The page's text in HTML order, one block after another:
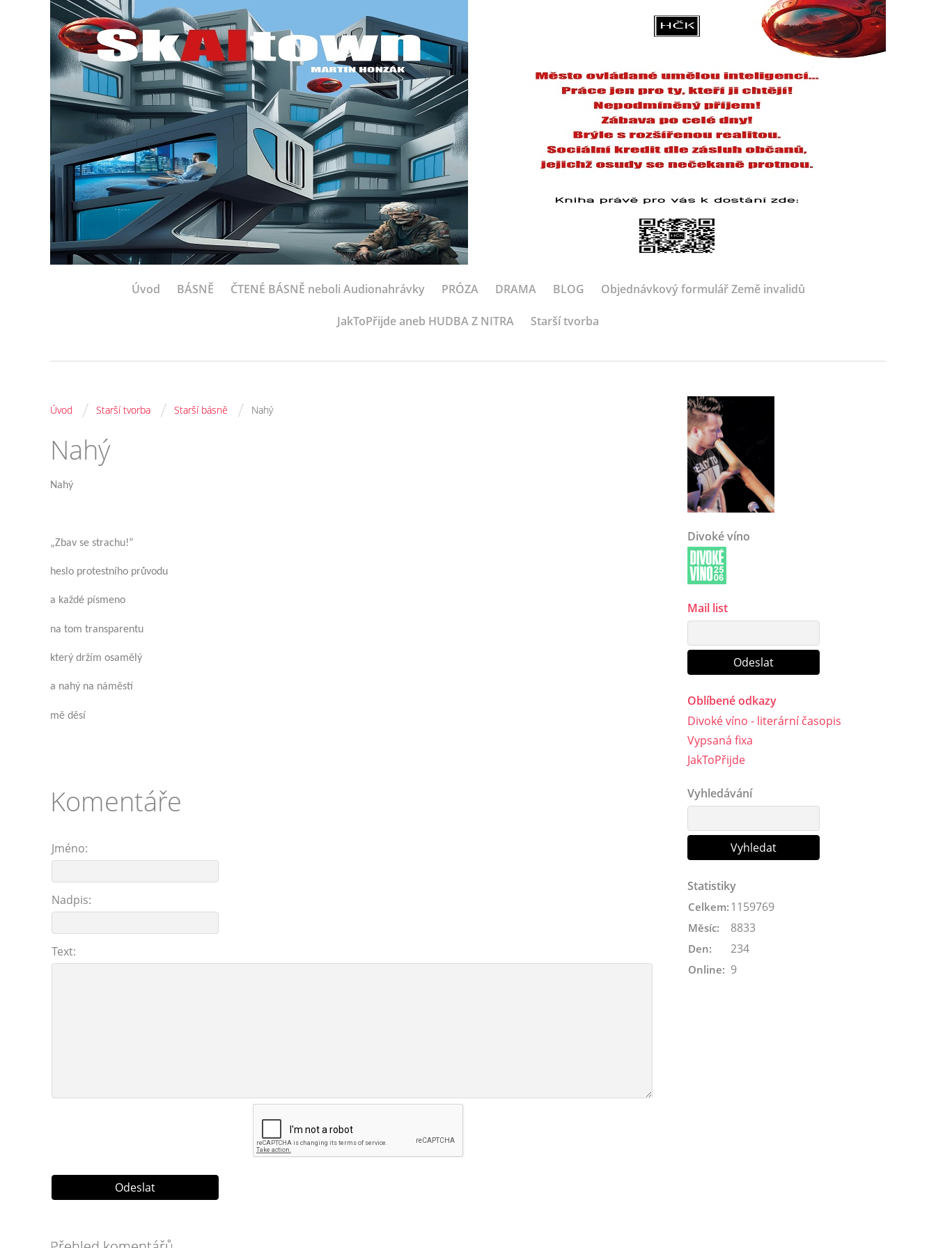
Úvod BÁSNĚ ČTENÉ BÁSNĚ neboli Audionahrávky PRÓZA DRAMA BLOG Objednávkový formulář Země invalidů
JakToPřijde aneb HUDBA Z NITRA Starší tvorba
Úvod / Starší tvorba / Starší básně / Nahý
Nahý
Nahý
„Zbav se strachu!“
heslo protestního průvodu
a každé písmeno
na tom transparentu
který držím osamělý
a nahý na náměstí
mě děsí
Komentáře
Jméno:
Nadpis:
Text:
Divoké víno
Mail list
Oblíbené odkazy
Divoké víno - literární časopis
Vypsaná fixa
JakToPřijde
Vyhledávání
Statistiky
Online: 9
Celkem: 1159769
Měsíc: 8833
Den: 234